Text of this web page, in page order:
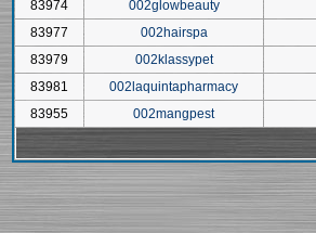
83974
002glowbeauty
83977
002hairspa
83979
002klassypet
83981
002laquintapharmacy
83955
002mangpest